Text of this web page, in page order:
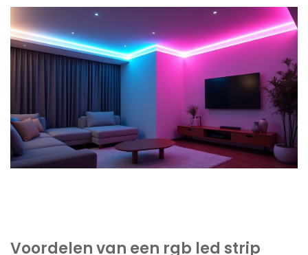
Voordelen van een rgb led strip